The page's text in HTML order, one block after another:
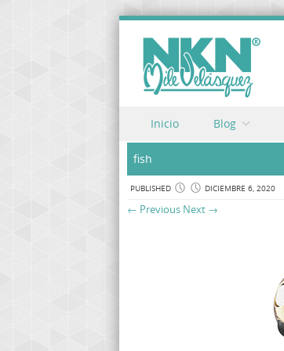
Menu
Skip to content
Inicio Blog
fish
PUBLISHED DICIEMBRE 6, 2020
← Previous Next →